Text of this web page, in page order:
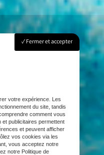
Fermer et accepter
votre expérience. Les
du site, tandis
comment vous
et publicitaires permettent
et peuvent afficher
vos cookies via les
vous acceptez notre
notre Politique de